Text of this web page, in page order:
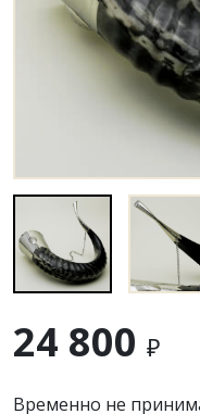
24 800 ₽
Временно не